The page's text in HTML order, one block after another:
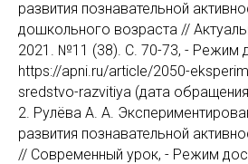
развития познавательной
дошкольного возраста //
2021. №11 (38). С. 70-73, - Режим
https://apni.ru/article/2050-
sredstvo-razvitiya (дата
2. Рулёва А. А.
развития познавательной
// Современный урок, - Режим